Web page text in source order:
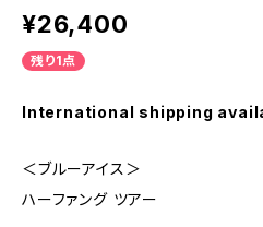
¥26,400
残り1点
International shipping
＜ブルーアイス＞
ハーファング ツアー